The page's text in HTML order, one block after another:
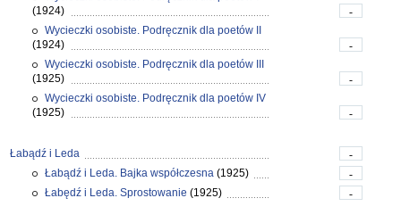
(1924)
-
Wycieczki osobiste. Podręcznik dla poetów II
(1924)
-
Wycieczki osobiste. Podręcznik dla poetów III
(1925)
-
Wycieczki osobiste. Podręcznik dla poetów IV
(1925)
-
Łabądź i Leda
-
Łabądź i Leda. Bajka współczesna (1925)
-
Łabędź i Leda. Sprostowanie (1925) -